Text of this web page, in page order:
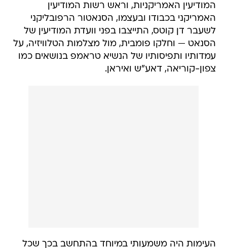
המודיעין האמריקניות, וראש רשות המודיעין
האמריקני בכבודו ובעצמו, הסנאטור הרפובליקני
לשעבר דן קוטס, התייצבו בפני וועדת המודיעין של
הסנאט — וחלקו פומבית, מול מצלמות הטלוויזיה, על
עמדותיו ותפיסותיו של הנשיא טראמפ בנושאים כמו
צפון-קוריאה, דאע"ש ואיראן.
העימות היה משמעותי במיוחד בהתחשב בכך שכל